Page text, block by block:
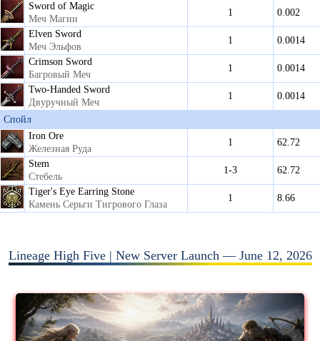
Sword of Magic
Меч Магии
1
0.002
Elven Sword
Меч Эльфов
1
0.0014
Crimson Sword
Багровый Меч
1
0.0014
Two-Handed Sword
Двуручный Меч
1 0.0014
Спойл
Iron Ore
Железная Руда
1
62.72
Stem
Стебель
1-3
62.72
Tiger's Eye Earring Stone
Камень Серьги Тигрового Глаза
1 8.66
Lineage High Five | New Server Launch — June 12, 2026